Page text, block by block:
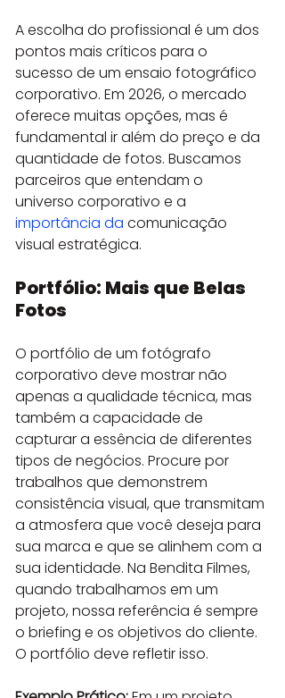
A escolha do profissional é um dos
pontos mais críticos para o
sucesso de um ensaio fotográfico
corporativo. Em 2026, o mercado
oferece muitas opções, mas é
fundamental ir além do preço e da
quantidade de fotos. Buscamos
parceiros que entendam o
universo corporativo e a
importância da comunicação
visual estratégica.
Portfólio: Mais que Belas
Fotos
O portfólio de um fotógrafo
corporativo deve mostrar não
apenas a qualidade técnica, mas
também a capacidade de
capturar a essência de diferentes
tipos de negócios. Procure por
trabalhos que demonstrem
consistência visual, que transmitam
a atmosfera que você deseja para
sua marca e que se alinhem com a
sua identidade. Na Bendita Filmes,
quando trabalhamos em um
projeto, nossa referência é sempre
o briefing e os objetivos do cliente.
O portfólio deve refletir isso.